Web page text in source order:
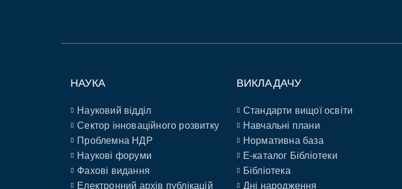
НАУКА
Науковий відділ
Сектор інноваційного розвитку
Проблемна НДР
Наукові форуми
Фахові видання
Електронний архів публікацій
ВИКЛАДАЧУ
Стандарти вищої освіти
Навчальні плани
Нормативна база
E-каталог Бібліотеки
Бібліотека
Дні народження